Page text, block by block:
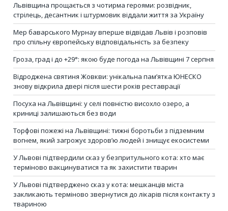
Львівщина прощається з чотирма героями: розвідник,
стрілець, десантник і штурмовик віддали життя за Україну
Мер баварського Мурнау вперше відвідав Львів і розповів
про спільну європейську відповідальність за безпеку
Гроза, град і до +29°: якою буде погода на Львівщині 7 серпня
Відроджена святиня Жовкви: унікальна пам’ятка ЮНЕСКО
знову відкрила двері після шести років реставрації
Посуха на Львівщині: у селі повністю висохло озеро, а
криниці залишаються без води
Торфові пожежі на Львівщині: тижні боротьби з підземним
вогнем, який загрожує здоров’ю людей і знищує екосистеми
У Львові підтвердили сказ у безпритульного кота: хто має
терміново вакцинуватися та як захистити тварин
У Львові підтверджено сказ у кота: мешканців міста
закликають терміново звернутися до лікарів після контакту з
твариною